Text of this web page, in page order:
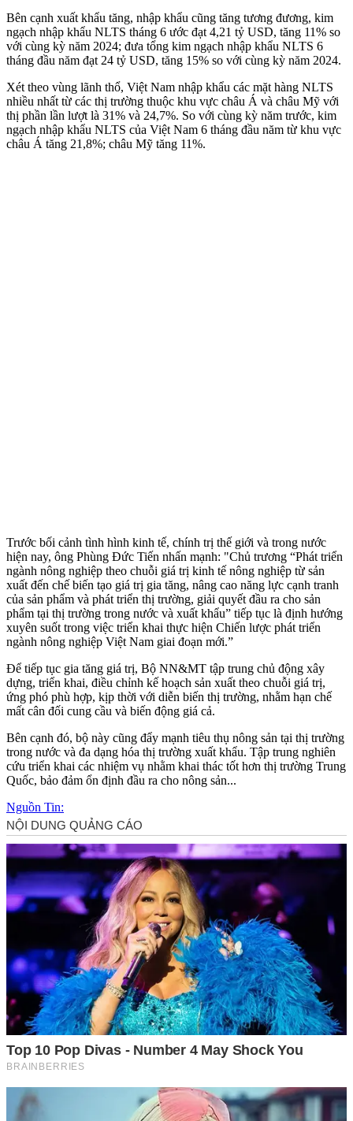
Bên cạnh xuất khẩu tăng, nhập khẩu cũng tăng tương đương, kim
ngạch nhập khẩu NLTS tháng 6 ước đạt 4,21 tỷ USD, tăng 11% so
với cùng kỳ năm 2024; đưa tổng kim ngạch nhập khẩu NLTS 6
tháng đầu năm đạt 24 tỷ USD, tăng 15% so với cùng kỳ năm 2024.
Xét theo vùng lãnh thổ, Việt Nam nhập khẩu các mặt hàng NLTS
nhiều nhất từ các thị trường thuộc khu vực châu Á và châu Mỹ với
thị phần lần lượt là 31% và 24,7%. So với cùng kỳ năm trước, kim
ngạch nhập khẩu NLTS của Việt Nam 6 tháng đầu năm từ khu vực
châu Á tăng 21,8%; châu Mỹ tăng 11%.
Trước bối cảnh tình hình kinh tế, chính trị thế giới và trong nước
hiện nay, ông Phùng Đức Tiến nhấn mạnh: "Chủ trương “Phát triển
ngành nông nghiệp theo chuỗi giá trị kinh tế nông nghiệp từ sản
xuất đến chế biến tạo giá trị gia tăng, nâng cao năng lực cạnh tranh
của sản phẩm và phát triển thị trường, giải quyết đầu ra cho sản
phẩm tại thị trường trong nước và xuất khẩu” tiếp tục là định hướng
xuyên suốt trong việc triển khai thực hiện Chiến lược phát triển
ngành nông nghiệp Việt Nam giai đoạn mới.”
Để tiếp tục gia tăng giá trị, Bộ NN&MT tập trung chủ động xây
dựng, triển khai, điều chỉnh kế hoạch sản xuất theo chuỗi giá trị,
ứng phó phù hợp, kịp thời với diễn biến thị trường, nhằm hạn chế
mất cân đối cung cầu và biến động giá cả.
Bên cạnh đó, bộ này cũng đẩy mạnh tiêu thụ nông sản tại thị trường
trong nước và đa dạng hóa thị trường xuất khẩu. Tập trung nghiên
cứu triển khai các nhiệm vụ nhằm khai thác tốt hơn thị trường Trung
Quốc, bảo đảm ổn định đầu ra cho nông sản...
Nguồn Tin: